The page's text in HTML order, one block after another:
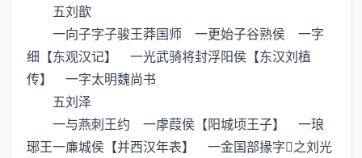
五刘歆
一向子字子骏王莽国师 一更始子谷熟侯 一字
细【东观汉记】 一光武骑将封浮阳侯【东汉刘植
传】 一字太明魏尚书
五刘泽
一与燕刺王约 一虖葭侯【阳城顷王子】 一琅
琊王一亷城侯【并西汉年表】 一金国部掾字之刘光